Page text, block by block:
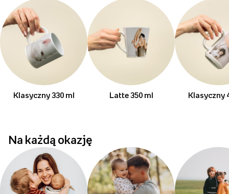
Klasyczny 330 ml Latte 350 ml Klasyczny
Na każdą okazję